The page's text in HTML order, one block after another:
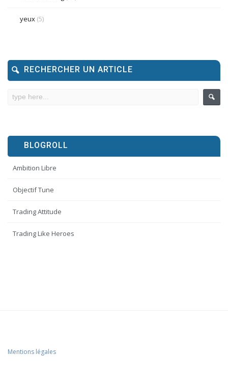
yeux (5)
RECHERCHER UN ARTICLE
BLOGROLL
Ambition Libre
Objectif Tune
Trading Attitude
Trading Like Heroes
Mentions légales